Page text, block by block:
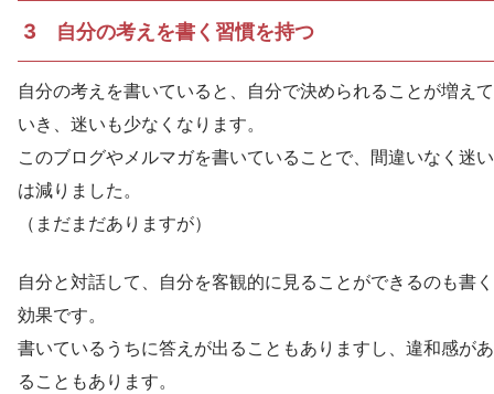
3 自分の考えを書く習慣を持つ
自分の考えを書いていると、自分で決められることが増えて
いき、迷いも少なくなります。
このブログやメルマガを書いていることで、間違いなく迷い
は減りました。
（まだまだありますが）
自分と対話して、自分を客観的に見ることができるのも書く
効果です。
書いているうちに答えが出ることもありますし、違和感があ
ることもあります。